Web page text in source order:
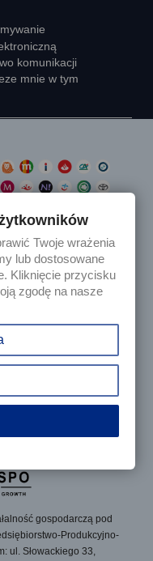
komunikacji
mnie w tym


Wszelkie prawa
gospodarczą pod
Produkcyjno-
ul. Słowackiego 33,
Twoje wrażenia
lub dostosowane
Kliknięcie przycisku
zgodę na nasze